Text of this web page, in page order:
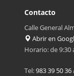
Contacto
Calle General
Abrir en
Horario: de 9:30
Tel:983 39 50 36